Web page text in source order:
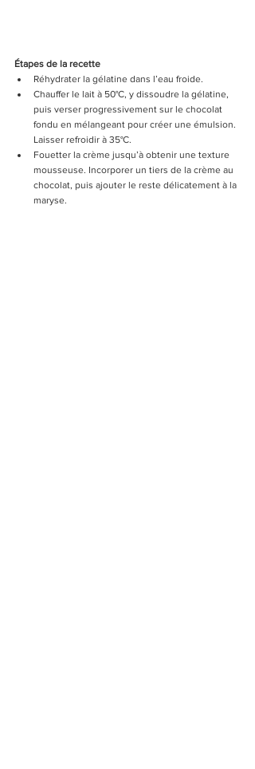
Étapes de la recette
Réhydrater la gélatine dans l’eau froide.
Chauffer le lait à 50°C, y dissoudre la gélatine,
puis verser progressivement sur le chocolat
fondu en mélangeant pour créer une émulsion.
Laisser refroidir à 35°C.
Fouetter la crème jusqu’à obtenir une texture
mousseuse. Incorporer un tiers de la crème au
chocolat, puis ajouter le reste délicatement à la
maryse.